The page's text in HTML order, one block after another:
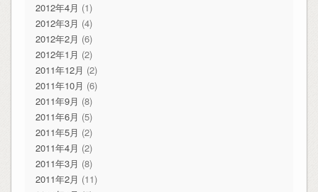
2012年4月 (1)
2012年3月 (4)
2012年2月 (6)
2012年1月 (2)
2011年12月 (2)
2011年10月 (6)
2011年9月 (8)
2011年6月 (5)
2011年5月 (2)
2011年4月 (2)
2011年3月 (8)
2011年2月 (11)